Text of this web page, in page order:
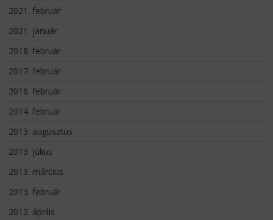
2021. február
2021. január
2018. február
2017. február
2016. február
2014. február
2013. augusztus
2013. július
2013. március
2013. február
2012. április